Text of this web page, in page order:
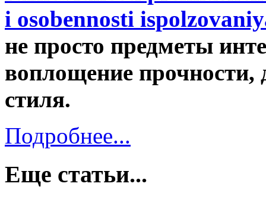
не просто предметы
воплощение прочности,
стиля.
Подробнее...
Еще статьи...